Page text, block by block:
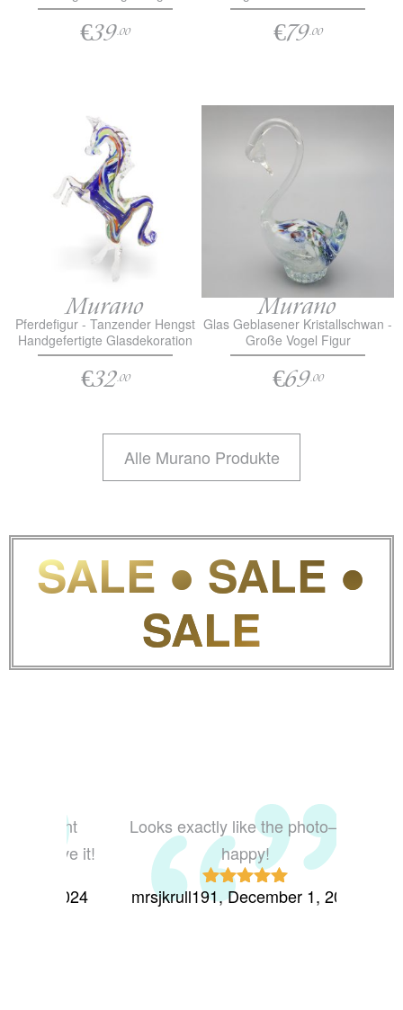
€39.00 €79.00
Murano
Pferdefigur - Tanzender Hengst
Handgefertigte Glasdekoration
€32.00
Murano
Glas Geblasener Kristallschwan -
Große Vogel Figur
€69.00
Alle Murano Produkte
SALE ● SALE ●
SALE
Looks exactly like the photo—so
happy!
Rated5out
mrsjkrull191, December 1, 2024